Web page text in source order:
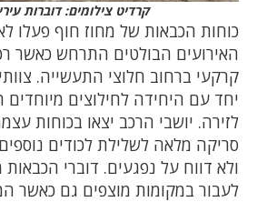
קרדיט צילומים: דוברות
כוחות הכבאות של מחוז חוף פעלו
האירועים הבולטים התרחש כאשר
קרקעי ברחוב חלוצי התעשייה.
יחד עם היחידה לחילוצים מיוחדים
לזירה. יושבי הרכב יצאו בכוחות
סריקה מלאה לשלילת לכודים
ולא דווח על נפגעים. דוברי הכבאות
לעבור במקומות מוצפים גם כאשר